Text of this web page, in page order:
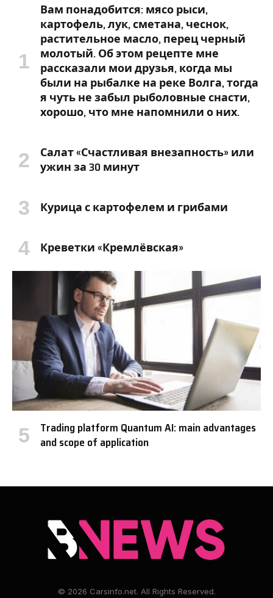
Вам понадобится: мясо рыси,
картофель, лук, сметана, чеснок,
растительное масло, перец черный
молотый. Об этом рецепте мне
рассказали мои друзья, когда мы
были на рыбалке на реке Волга, тогда
я чуть не забыл рыболовные снасти,
хорошо, что мне напомнили о них.
Салат «Счастливая внезапность» или
ужин за 30 минут
Курица с картофелем и грибами
Креветки «Кремлёвская»
Trading platform Quantum AI: main advantages
and scope of application
© 2026 Carsinfo.net. All Rights Reserved.